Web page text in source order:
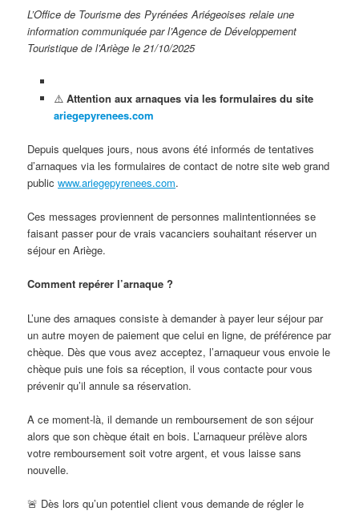
L’Office de Tourisme des Pyrénées Ariégeoises relaie une
information communiquée par l’Agence de Développement
Touristique de l’Ariège le 21/10/2025
⚠️ Attention aux arnaques via les formulaires du site
ariegepyrenees.com
Depuis quelques jours, nous avons été informés de tentatives
d’arnaques via les formulaires de contact de notre site web grand
publicwww.ariegepyrenees.com.
Ces messages proviennent de personnes malintentionnées se
faisant passer pour de vrais vacanciers souhaitant réserver un
séjour en Ariège.
Comment repérer l’arnaque ?
L’une des arnaques consiste à demander à payer leur séjour par
un autre moyen de paiement que celui en ligne, de préférence par
chèque. Dès que vous avez acceptez, l’arnaqueur vous envoie le
chèque puis une fois sa réception, il vous contacte pour vous
prévenir qu’il annule sa réservation.
A ce moment-là, il demande un remboursement de son séjour
alors que son chèque était en bois. L’arnaqueur prélève alors
votre remboursement soit votre argent, et vous laisse sans
nouvelle.
🚨 Dès lors qu’un potentiel client vous demande de régler le